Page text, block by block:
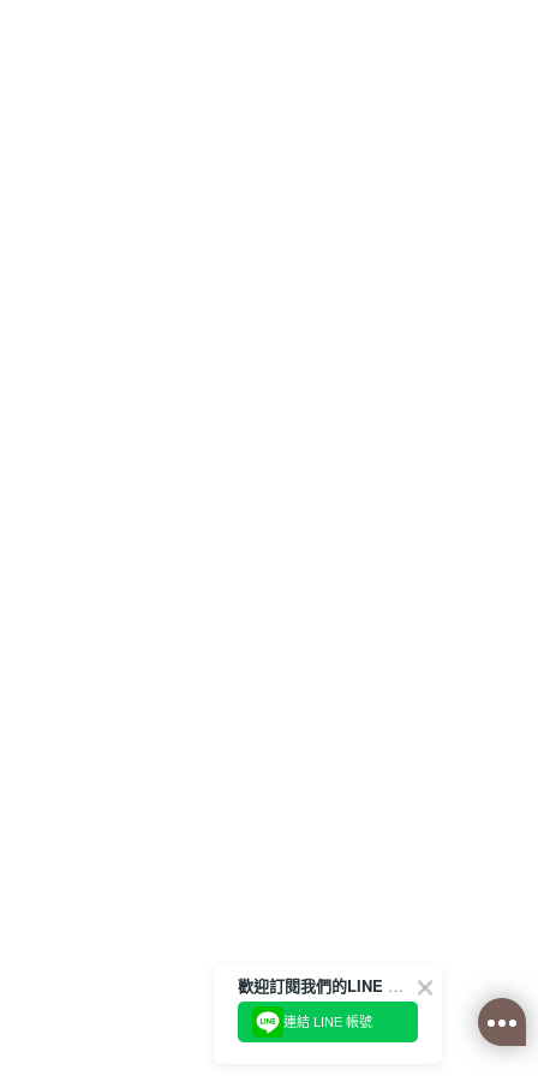
歡迎訂閱我們的LINE 官方帳號
連結 LINE 帳號